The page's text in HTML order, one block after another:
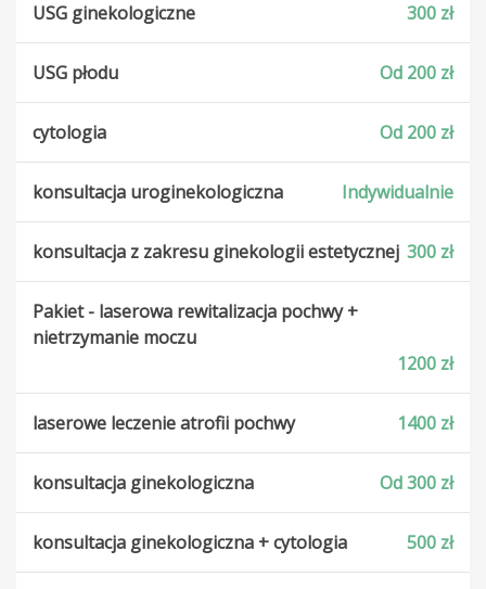
USG ginekologiczne 300 zł
USG płodu Od 200 zł
cytologia Od 200 zł
konsultacja uroginekologiczna Indywidualnie
konsultacja z zakresu ginekologii estetycznej 300 zł
Pakiet - laserowa rewitalizacja pochwy +
nietrzymanie moczu
1200 zł
laserowe leczenie atrofii pochwy 1400 zł
konsultacja ginekologiczna Od 300 zł
konsultacja ginekologiczna + cytologia 500 zł